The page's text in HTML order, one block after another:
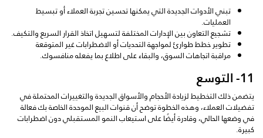
تبني الأدوات الجديدة التي يمكنها تحسين تجربة العملاء أو تبسيط
العمليات.
تشجيع التعاون بين الإدارات المختلفة لتسهيل اتخاذ القرار السريع والتكيف.
تطوير خطط طوارئ لمواجهة التحديات أو الاضطرابات غير المتوقعة
مراقبة اتجاهات السوق، والبقاء على اطلاع بما يفعله منافسوك.
11- التوسع
يتضمن ذلك التخطيط لزيادة الأحجام والأسواق الجديدة والتغييرات المحتملة في
تفضيلات العملاء، وهذه الخطوة توضح أن قنوات البيع الموحدة الخاصة بك فعالة
في وضعها الحالي، وقادرة أيضًا على استيعاب النمو المستقبلي دون اضطرابات
كبيرة.